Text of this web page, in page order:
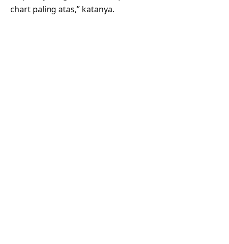
chart paling atas,” katanya.